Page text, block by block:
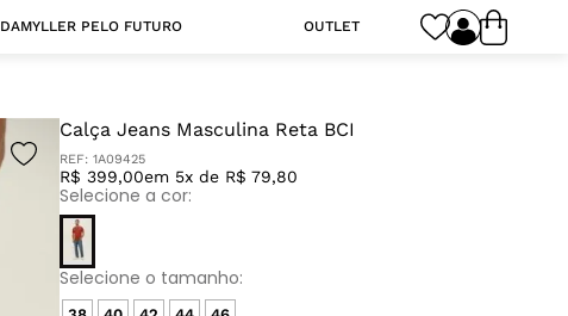
DAMYLLER PELO FUTURO OUTLET
Calça Jeans Masculina Reta BCI
REF: 1A09425
R$ 399,00em 5x de R$ 79,80